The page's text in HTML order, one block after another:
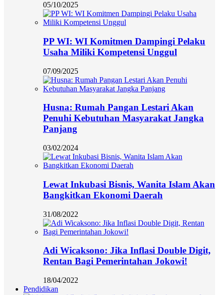
05/10/2025
PP WI: WI Komitmen Dampingi Pelaku
Usaha Miliki Kompetensi Unggul
07/09/2025
Husna: Rumah Pangan Lestari Akan
Penuhi Kebutuhan Masyarakat Jangka
Panjang
03/02/2024
Lewat Inkubasi Bisnis, Wanita Islam Akan
Bangkitkan Ekonomi Daerah
31/08/2022
Adi Wicaksono: Jika Inflasi Double Digit,
Rentan Bagi Pemerintahan Jokowi!
18/04/2022
Pendidikan